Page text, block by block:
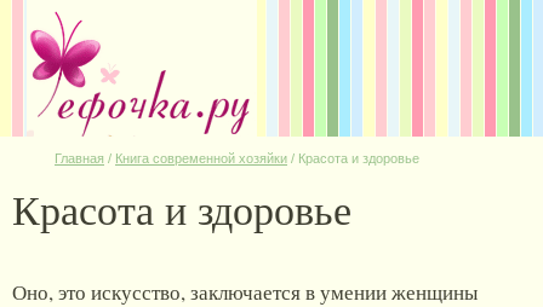
Главная / Книга современной хозяйки / Красота и здоровье
Красота и здоровье
Оно, это искусство, заключается в умении женщины